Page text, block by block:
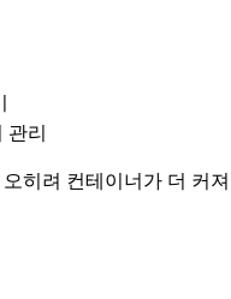
관리
히려 컨테이너가 더 커